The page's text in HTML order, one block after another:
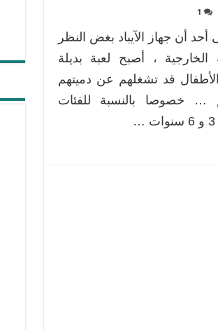
1
أن جهاز الآيباد بغض النظر
الخارجية ، أصبح لعبة بديلة
قد تشغلهم عن دميتهم
… خصوصا بالنسبة للفئات